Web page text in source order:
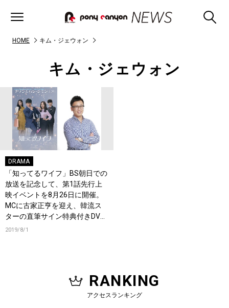
HOME キム・ジェウォン
キム・ジェウォン
DRAMA
「知ってるワイフ」BS朝日での
放送を記念して、第1話先行上
映イベントを8月26日に開催。
MCに古家正亨を迎え、韓流ス
ターの直筆サイン特典付きDVD
を紹介する「YouTube LIVE」も
2019/8/1
RANKING
アクセスランキング